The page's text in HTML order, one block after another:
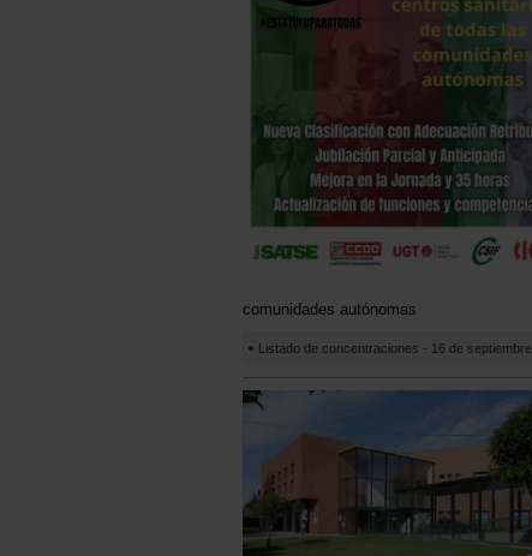
comunidades autónomas
Listado de concentraciones - 16 de septiembre